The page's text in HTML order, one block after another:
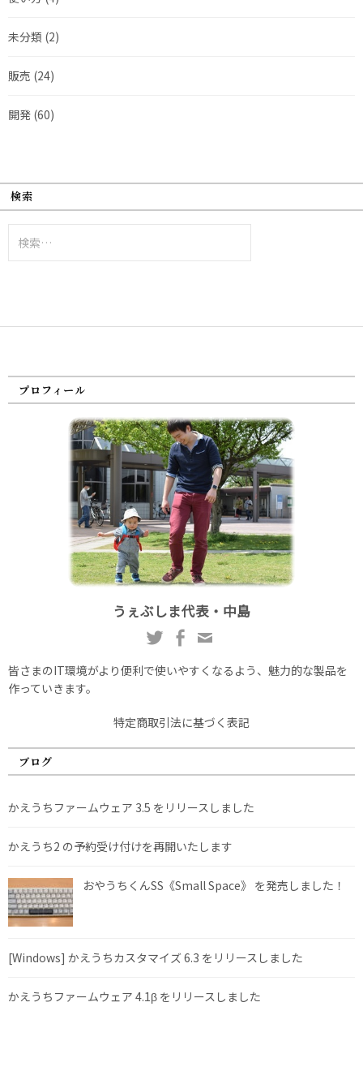
未分類 (2)
販売 (24)
開発 (60)
検索
索:
プロフィール
うぇぶしま代表・中島
皆さまのIT環境がより便利で使いやすくなるよう、魅力的な製品を
作っていきます。
特定商取引法に基づく表記
ブログ
かえうちファームウェア 3.5 をリリースしました
かえうち2 の予約受け付けを再開いたします
おやうちくんSS《Small Space》 を発売しました！
[Windows] かえうちカスタマイズ 6.3 をリリースしました
かえうちファームウェア 4.1β をリリースしました